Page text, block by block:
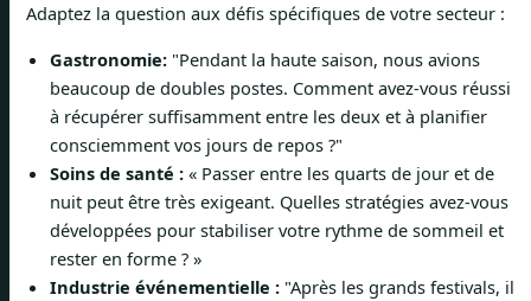
Adaptez la question aux défis spécifiques de votre secteur :
Gastronomie: "Pendant la haute saison, nous avions
beaucoup de doubles postes. Comment avez-vous réussi
à récupérer suffisamment entre les deux et à planifier
consciemment vos jours de repos ?"
Soins de santé : « Passer entre les quarts de jour et de
nuit peut être très exigeant. Quelles stratégies avez-vous
développées pour stabiliser votre rythme de sommeil et
rester en forme ? »
Industrie événementielle : "Après les grands festivals, il